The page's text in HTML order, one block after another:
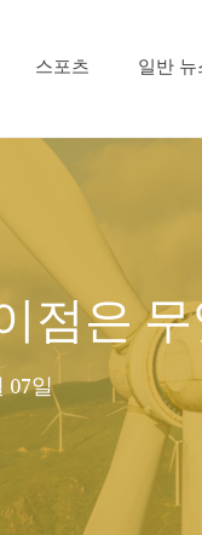
스포츠 일반 뉴
점은
07일